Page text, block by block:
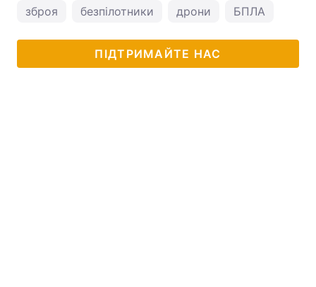
зброя безпілотники дрони БПЛА
ПІДТРИМАЙТЕ НАС